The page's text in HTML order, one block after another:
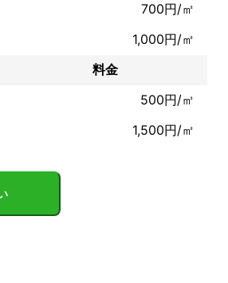
ています。
くない」そんなお考えの{{name}}様
もお聞かせください。ディライトが誠
数をこなしてきてきています！
700円/㎡
1,000円/㎡
料金
500円/㎡
1,500円/㎡